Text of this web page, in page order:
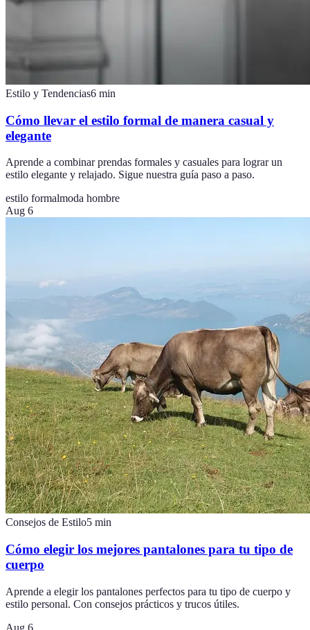
Estilo y Tendencias6 min
Cómo llevar el estilo formal de manera casual y
elegante
Aprende a combinar prendas formales y casuales para lograr un
estilo elegante y relajado. Sigue nuestra guía paso a paso.
estilo formalmoda hombre
Aug 6
Consejos de Estilo5 min
Cómo elegir los mejores pantalones para tu tipo de
cuerpo
Aprende a elegir los pantalones perfectos para tu tipo de cuerpo y
estilo personal. Con consejos prácticos y trucos útiles.
Aug 6